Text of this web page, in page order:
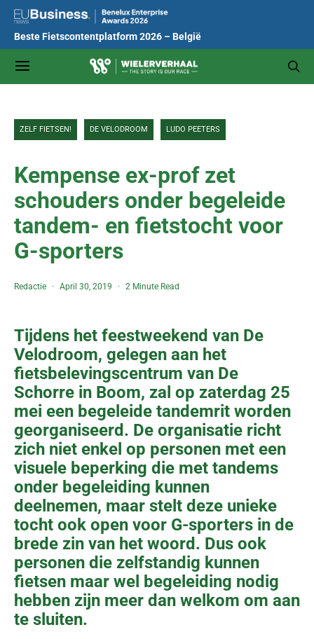
Beste Fietscontentplatform 2026 – België
ZELF FIETSEN! DE VELODROOM LUDO PEETERS
Kempense ex-prof zet
schouders onder begeleide
tandem- en fietstocht voor
G-sporters
Redactie April 30, 2019 2 Minute Read
Tijdens het feestweekend van De
Velodroom, gelegen aan het
fietsbelevingscentrum van De
Schorre in Boom, zal op zaterdag 25
mei een begeleide tandemrit worden
georganiseerd. De organisatie richt
zich niet enkel op personen met een
visuele beperking die met tandems
onder begeleiding kunnen
deelnemen, maar stelt deze unieke
tocht ook open voor G-sporters in de
brede zin van het woord. Dus ook
personen die zelfstandig kunnen
fietsen maar wel begeleiding nodig
hebben zijn meer dan welkom om aan
te sluiten.